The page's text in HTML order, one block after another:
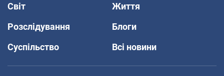
Світ
Життя
Розслідування
Блоги
Суспільство
Всі новини